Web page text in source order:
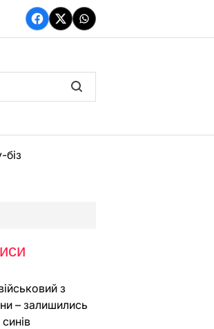
Facebook
TwitterWhatsApp
з
– залишились